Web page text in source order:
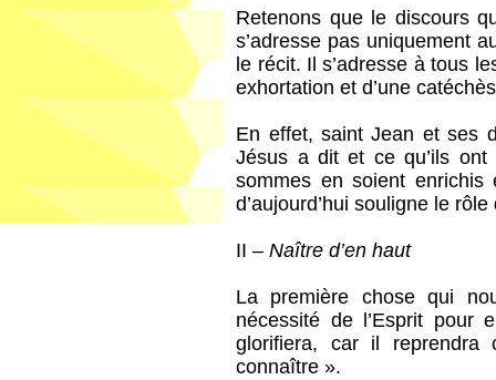
Retenons que le discours
s’adresse pas uniquement
le récit. Il s’adresse à tous
exhortation et d’une
En effet, saint Jean et ses
Jésus a dit et ce qu’ils
sommes en soient enrichis
d’aujourd’hui souligne le
II –Naître d’en haut
La première chose qui
nécessité de l’Esprit
glorifiera, car il
connaître ».